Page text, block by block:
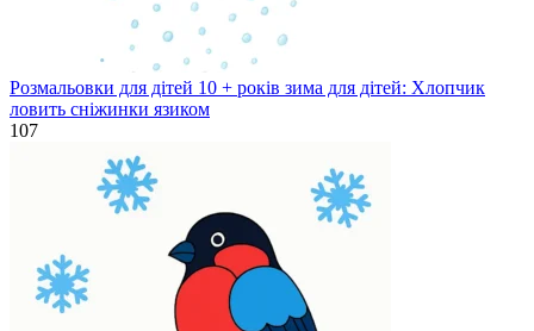
Розмальовки для дітей 10 + років зима для дітей: Хлопчик
ловить сніжинки язиком
107